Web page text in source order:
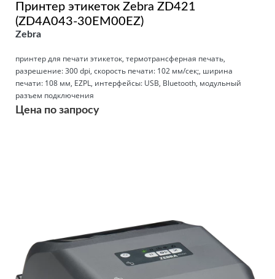
Принтер этикеток Zebra ZD421
(ZD4A043-30EM00EZ)
Zebra
принтер для печати этикеток, термотрансферная печать,
разрешение: 300 dpi, скорость печати: 102 мм/сек;, ширина
печати: 108 мм, EZPL, интерфейсы: USB, Bluetooth, модульный
разъем подключения
Цена по запросу